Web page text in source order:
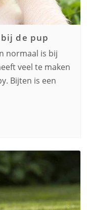
de pup
normaal is bij
veel te maken
Bijten is een